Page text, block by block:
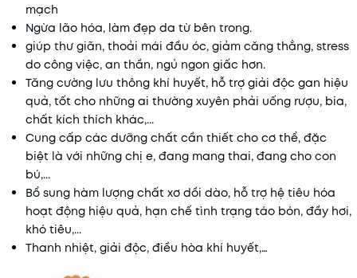
mạch
Ngừa lão hóa, làm đẹp da từ bên trong.
giúp thư giãn, thoải mái đầu óc, giảm căng thẳng, stress
do công việc, an thần, ngủ ngon giấc hơn.
Tăng cường lưu thông khí huyết, hỗ trợ giải độc gan hiệu
quả, tốt cho những ai thường xuyên phải uống rượu, bia,
chất kích thích khác,...
Cung cấp các dưỡng chất cần thiết cho cơ thể, đặc
biệt là với những chị e, đang mang thai, đang cho con
bú,...
Bổ sung hàm lượng chất xơ dồi dào, hỗ trợ hệ tiêu hóa
hoạt động hiệu quả, hạn chế tình trạng táo bón, đầy hơi,
khó tiêu,...
Thanh nhiệt, giải độc, điều hòa khí huyết,…